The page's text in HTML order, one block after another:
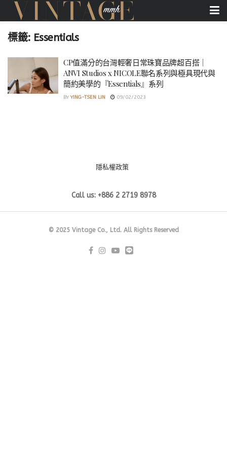
標籤: Essentials
CP值滿分的台灣輕奢日常珠寶品牌超百搭｜
ANVI Studios x NICOLE聯名系列與極具現代與
簡約美學的『Essentials』系列
BY YING-TSEN LIN 09/02/2023
隱私權政策
Call us: +886 2 2719 8978
© 2025 Vintage Co., Ltd. All Rights Reserved